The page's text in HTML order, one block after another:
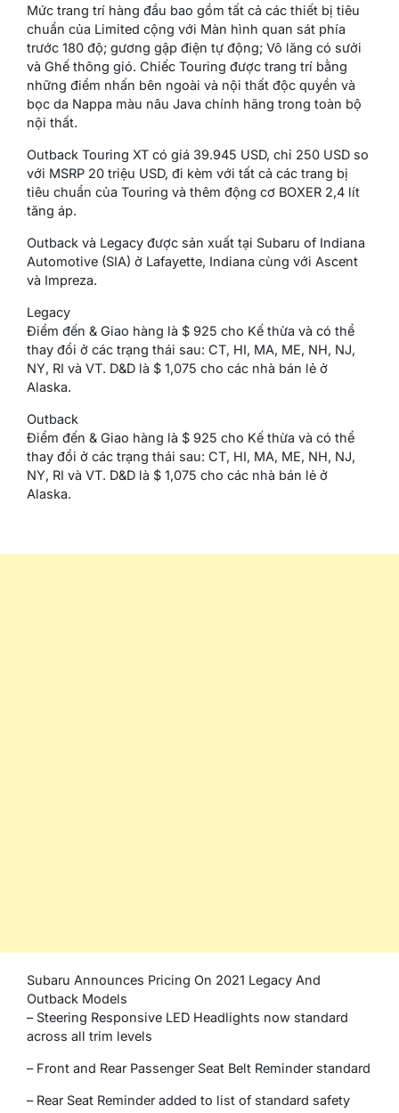
Mức trang trí hàng đầu bao gồm tất cả các thiết bị tiêu
chuẩn của Limited cộng với Màn hình quan sát phía
trước 180 độ; gương gập điện tự động; Vô lăng có sưởi
và Ghế thông gió. Chiếc Touring được trang trí bằng
những điểm nhấn bên ngoài và nội thất độc quyền và
bọc da Nappa màu nâu Java chính hãng trong toàn bộ
nội thất.
Outback Touring XT có giá 39.945 USD, chỉ 250 USD so
với MSRP 20 triệu USD, đi kèm với tất cả các trang bị
tiêu chuẩn của Touring và thêm động cơ BOXER 2,4 lít
tăng áp.
Outback và Legacy được sản xuất tại Subaru of Indiana
Automotive (SIA) ở Lafayette, Indiana cùng với Ascent
và Impreza.
Legacy
Điểm đến & Giao hàng là $ 925 cho Kế thừa và có thể
thay đổi ở các trạng thái sau: CT, HI, MA, ME, NH, NJ,
NY, RI và VT. D&D là $ 1,075 cho các nhà bán lẻ ở
Alaska.
Outback
Điểm đến & Giao hàng là $ 925 cho Kế thừa và có thể
thay đổi ở các trạng thái sau: CT, HI, MA, ME, NH, NJ,
NY, RI và VT. D&D là $ 1,075 cho các nhà bán lẻ ở
Alaska.
Subaru Announces Pricing On 2021 Legacy And
Outback Models
– Steering Responsive LED Headlights now standard
across all trim levels
– Front and Rear Passenger Seat Belt Reminder standard
– Rear Seat Reminder added to list of standard safety